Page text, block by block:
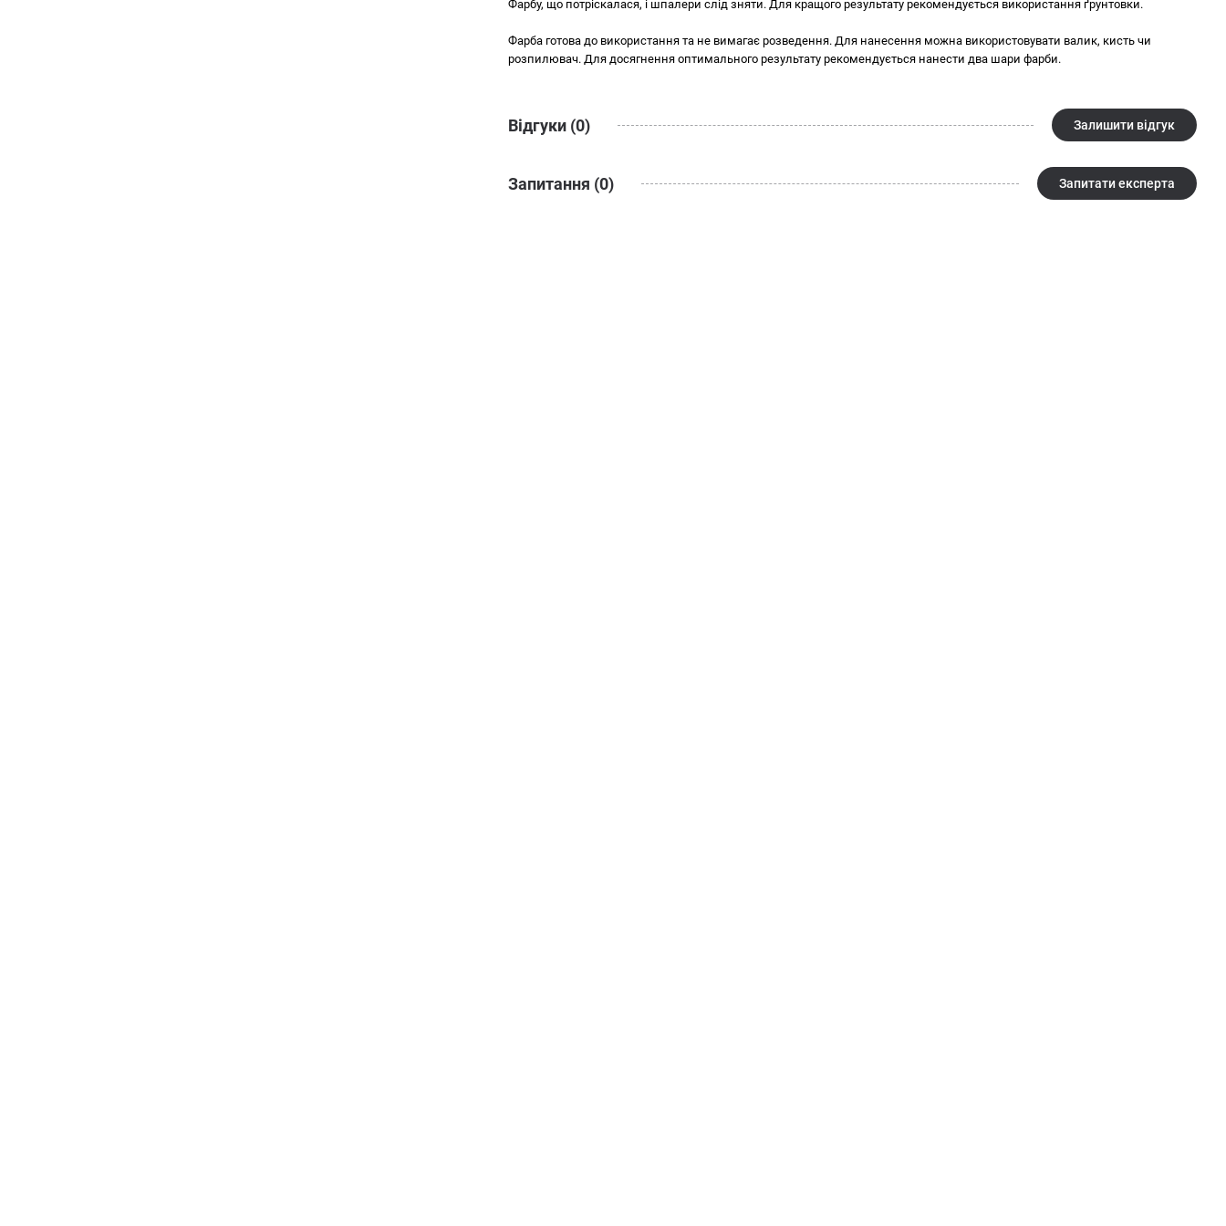
Фарбу, що потріскалася, і шпалери слід зняти. Для кращого результату рекомендується використання ґрунтовки.
Фарба готова до використання та не вимагає розведення. Для нанесення можна використовувати валик, кисть чи
розпилювач. Для досягнення оптимального результату рекомендується нанести два шари фарби.
Відгуки (0) Залишити відгук
Запитання (0) Запитати експерта